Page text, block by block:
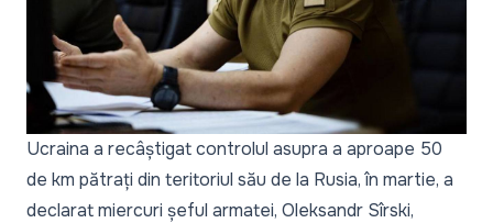
Ucraina a recâștigat controlul asupra a aproape 50
de km pătrați din teritoriul său de la Rusia, în martie, a
declarat miercuri șeful armatei, Oleksandr Sîrski,